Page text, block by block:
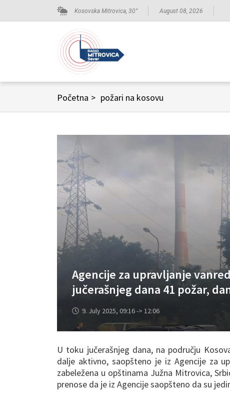
Kosovska Mitrovica, 30° August 08, 2026
Početna > požari na kosovu
Agencije za upravljanje
jučerašnjeg dana 41 požar,
9. July 2025, 09:16 -> 12:06
U toku jučerašnjeg dana, na području
dalje aktivno, saopšteno je iz Agencije za
zabeležena u opštinama Južna Mitrovica,
prenose da je iz Agencije saopšteno da su